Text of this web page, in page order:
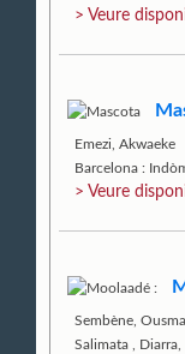
> Veure
Emezi, Akwaeke
Barcelona :
> Veure
Sembène,
Salimata